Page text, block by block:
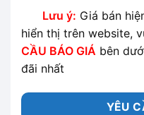
Lưu ý: Giá bán
hiển thị trên website,
CẦU BÁO GIÁ bên
đãi nhất
YÊU